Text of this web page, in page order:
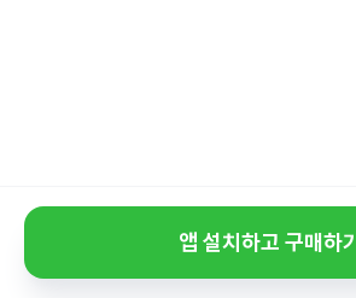
앱 설치하고 구매하기